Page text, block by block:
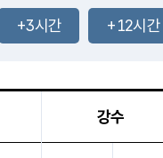
-mm
31.3℃
2.6m/s
-mm
+3시간 +12시간
강수